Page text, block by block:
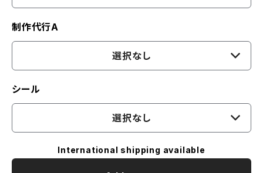
制作代行A
選択なし
シール
選択なし
International shipping available